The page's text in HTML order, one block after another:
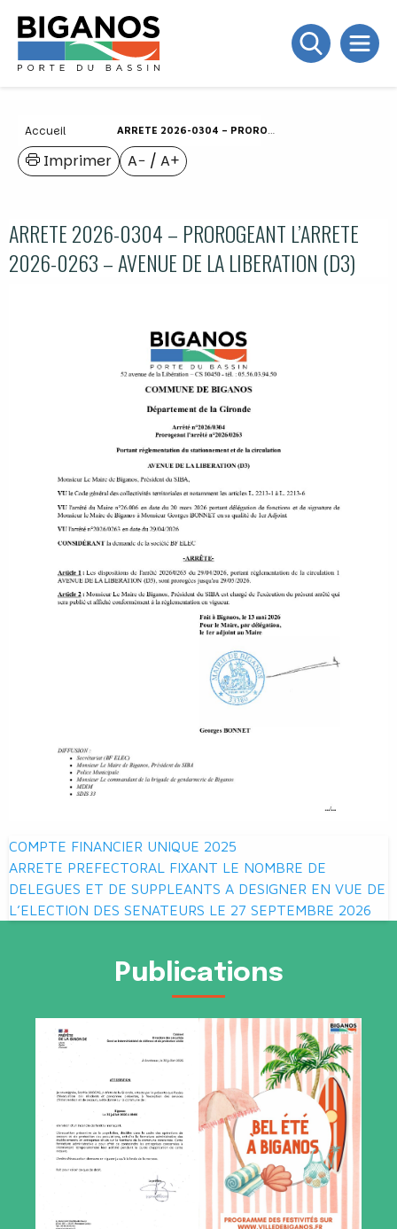
Accueil ARRETE 2026-0304 – PROROGEANT L’ARRETE 2026-0263 – AVENUE DE LA LIBERATION (D3)
A− / A+
Imprimer
ARRETE 2026-0304 – PROROGEANT L’ARRETE
2026-0263 – AVENUE DE LA LIBERATION (D3)
Navigation
de
l’article
COMPTE FINANCIER UNIQUE 2025
ARRETE PREFECTORAL FIXANT LE NOMBRE DE
DELEGUES ET DE SUPPLEANTS A DESIGNER EN VUE DE
L’ELECTION DES SENATEURS LE 27 SEPTEMBRE 2026
Publications